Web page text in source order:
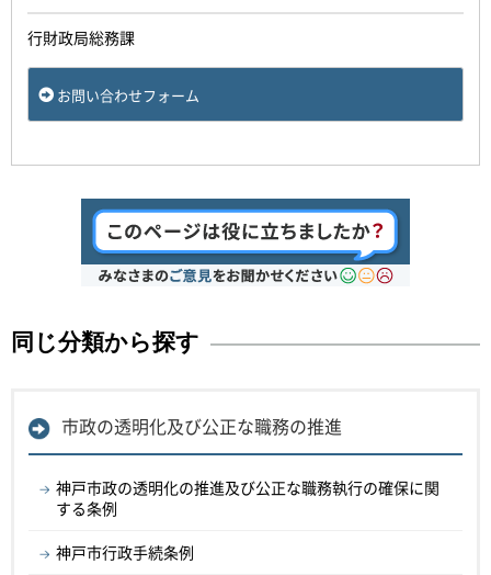
行財政局総務課
お問い合わせフォーム
同じ分類から探す
市政の透明化及び公正な職務の推進
神戸市政の透明化の推進及び公正な職務執行の確保に関
する条例
神戸市行政手続条例